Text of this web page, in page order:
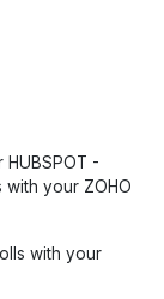
HUBSPOT -
with your ZOHO
with your